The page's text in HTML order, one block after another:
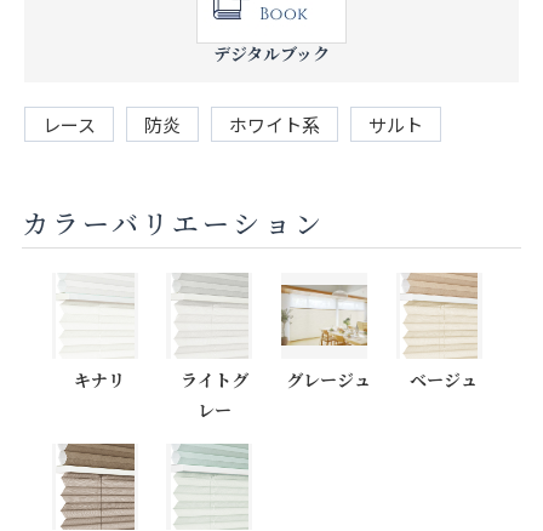
デジタルブック
レース 防炎 ホワイト系 サルト
カラーバリエーション
キナリ
ライトグ
レー
グレージュ ベージュ